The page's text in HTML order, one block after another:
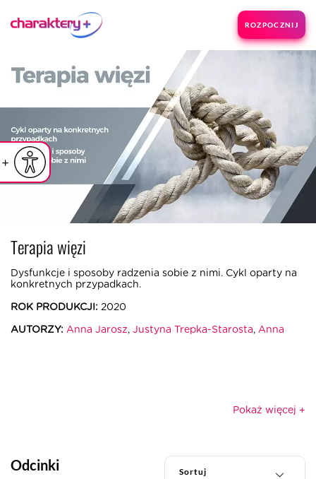
czcionkę
czcionka
Powiększ czcionkę
ROZPOCZNIJ
Terapia więzi
Dysfunkcje i sposoby radzenia sobie z nimi. Cykl oparty na
konkretnych przypadkach.
ROK PRODUKCJI: 2020
AUTORZY: Anna Jarosz, Justyna Trepka-Starosta, Anna
Pokaż więcej +
Odcinki